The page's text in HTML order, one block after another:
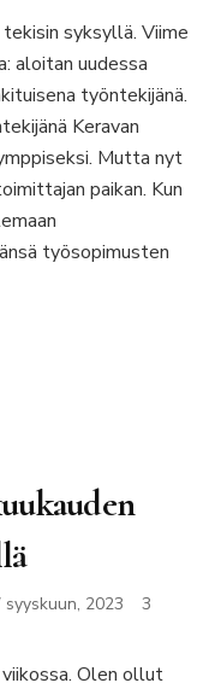
syksyllä. Viime
aloitan uudessa
työntekijänä.
Keravan
Mutta nyt
paikan. Kun
työsopimusten
syyskuun, 2023
3
Olen ollut